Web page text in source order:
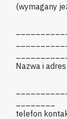
(wymagany
Nazwa i
telefon